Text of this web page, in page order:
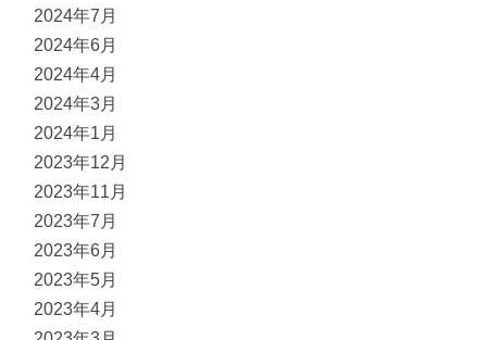
2024年7月
2024年6月
2024年4月
2024年3月
2024年1月
2023年12月
2023年11月
2023年7月
2023年6月
2023年5月
2023年4月